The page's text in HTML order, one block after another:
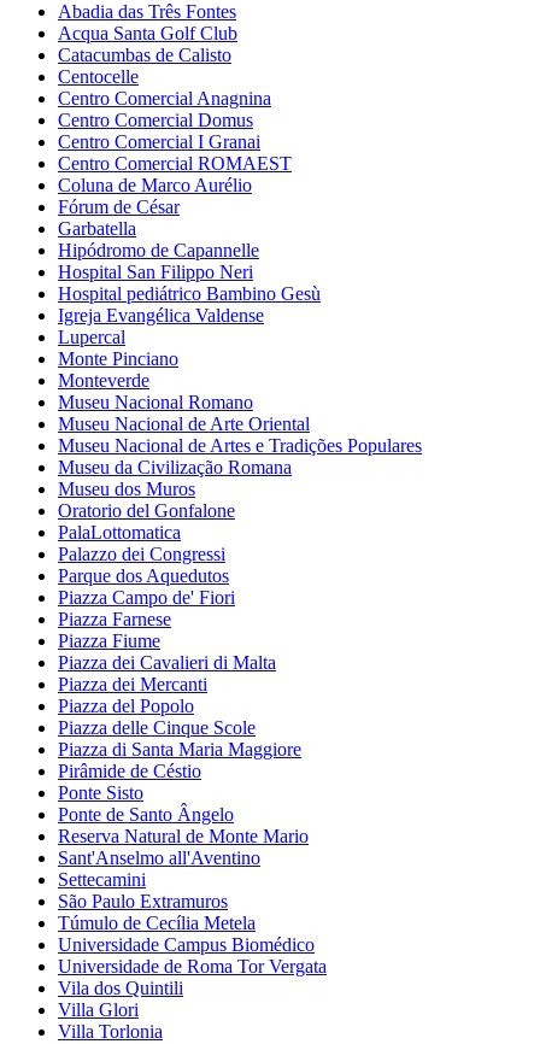
Abadia das Três Fontes
Acqua Santa Golf Club
Catacumbas de Calisto
Centocelle
Centro Comercial Anagnina
Centro Comercial Domus
Centro Comercial I Granai
Centro Comercial ROMAEST
Coluna de Marco Aurélio
Fórum de César
Garbatella
Hipódromo de Capannelle
Hospital San Filippo Neri
Hospital pediátrico Bambino Gesù
Igreja Evangélica Valdense
Lupercal
Monte Pinciano
Monteverde
Museu Nacional Romano
Museu Nacional de Arte Oriental
Museu Nacional de Artes e Tradições Populares
Museu da Civilização Romana
Museu dos Muros
Oratorio del Gonfalone
PalaLottomatica
Palazzo dei Congressi
Parque dos Aquedutos
Piazza Campo de' Fiori
Piazza Farnese
Piazza Fiume
Piazza dei Cavalieri di Malta
Piazza dei Mercanti
Piazza del Popolo
Piazza delle Cinque Scole
Piazza di Santa Maria Maggiore
Pirâmide de Céstio
Ponte Sisto
Ponte de Santo Ângelo
Reserva Natural de Monte Mario
Sant'Anselmo all'Aventino
Settecamini
São Paulo Extramuros
Túmulo de Cecília Metela
Universidade Campus Biomédico
Universidade de Roma Tor Vergata
Vila dos Quintili
Villa Glori
Villa Torlonia